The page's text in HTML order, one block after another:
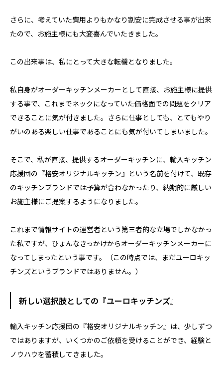
さらに、考えていた費用よりもかなり割安に完成させる事が出来
たので、お施主様にも大変喜んでいたきました。
この出来事は、私にとって大きな転機となりました。
私自身がオーダーキッチンメーカーとして直接、お施主様に提供
する事で、これまでネックになっていた価格面での問題をクリア
できることに気が付きました。さらに仕事としても、とてもやり
がいのある楽しい仕事であることにも気が付いてしまいました。
そこで、私が直接、提供するオーダーキッチンに、輸入キッチン
応援団の『格安オリジナルキッチン』という名前を付けて、既存
のキッチンブランドでは予算が合わなかったり、納期的に厳しい
お施主様にご提案するようになりました。
これまで情報サイトの運営者という第三者的な立場でしかなかっ
た私ですが、ひょんなきっかけからオーダーキッチンメーカーに
なってしまったという事です。（この時点では、まだユーロキッ
チンズというブランドではありません。）
新しい選択肢としての『ユーロキッチンズ』
輸入キッチン応援団の『格安オリジナルキッチン』は、少しずつ
ではありますが、いくつかのご依頼を受けることができ、経験と
ノウハウを蓄積してきました。